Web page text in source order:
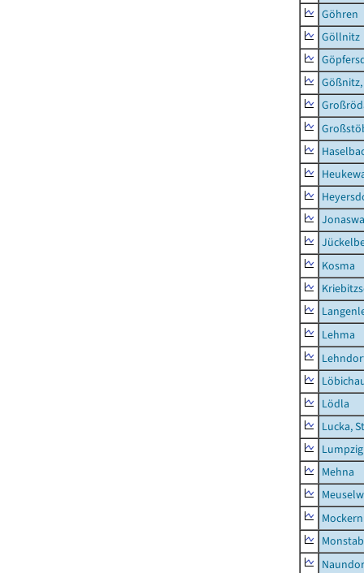
Göhren
Göllnitz
Kosma
Lehma
Lödla
Lucka,
Lumpzig
Mehna
Mockern
Monstab